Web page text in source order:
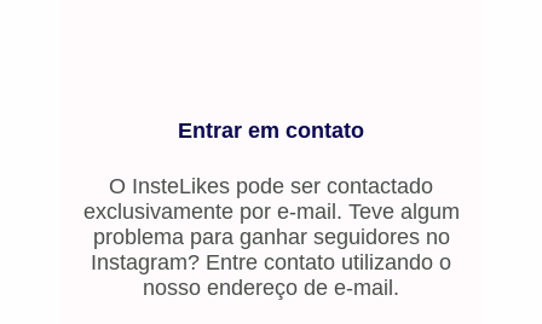
Entrar em contato
O InsteLikes pode ser contactado
exclusivamente por e-mail. Teve algum
problema para ganhar seguidores no
Instagram? Entre contato utilizando o
nosso endereço de e-mail.